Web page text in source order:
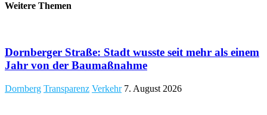
Weitere Themen
​Dornberger Straße: Stadt wusste seit mehr als einem
Jahr von der Baumaßnahme
Dornberg Transparenz Verkehr 7. August 2026